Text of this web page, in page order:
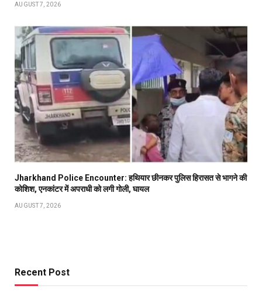
AUGUST 7, 2026
Jharkhand Police Encounter: हथियार छीनकर पुलिस हिरासत से भागने की
कोशिश, एनकांटर में अपराधी को लगी गोली, घायल
AUGUST 7, 2026
Recent Post